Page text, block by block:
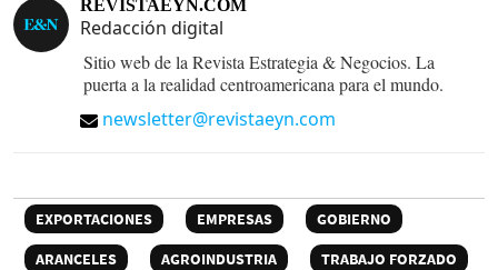
REVISTAEYN.COM
Redacción digital
Sitio web de la Revista Estrategia & Negocios. La
puerta a la realidad centroamericana para el mundo.
newsletter@revistaeyn.com
EXPORTACIONES EMPRESAS
GOBIERNO
ARANCELES
AGROINDUSTRIA
TRABAJO FORZADO